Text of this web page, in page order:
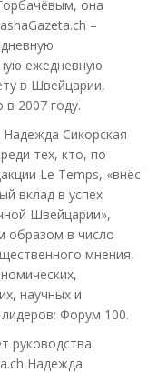
она
–
ежедневную
в Швейцарии,
2007 году.
Надежда Сикорская
тех, кто, по
Le Temps, «внёс
вклад в успех
Швейцарии»,
образом в число
мнения,
научных и
Форум 100.
руководства
Надежда